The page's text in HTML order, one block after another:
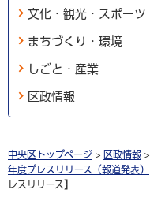
文化・観光・スポーツ
まちづくり・環境
しごと・産業
区政情報
中央区トップページ > 区政情報 >
年度プレスリリース（報道発表）
レスリリース】